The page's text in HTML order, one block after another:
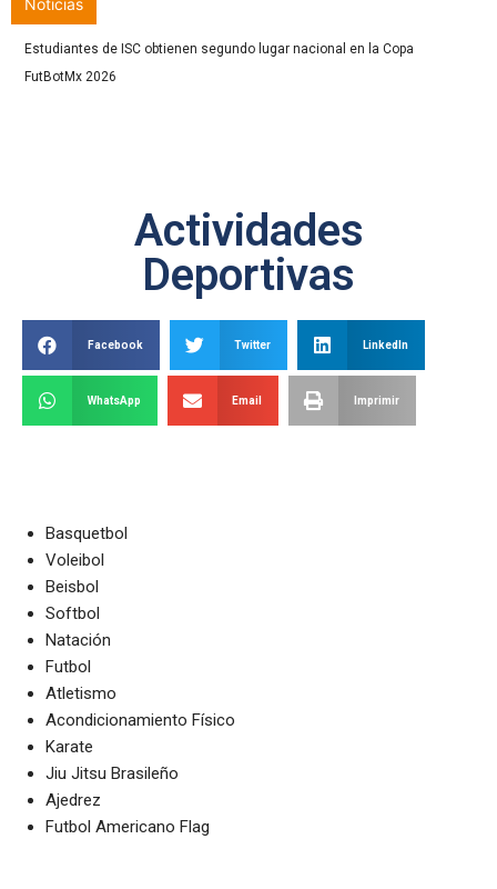
Noticias
Estudiantes de ISC obtienen segundo lugar nacional en la Copa
FutBotMx 2026
Actividades
Deportivas
Facebook Twitter LinkedIn
WhatsApp Email Imprimir
Basquetbol
Voleibol
Beisbol
Softbol
Natación
Futbol
Atletismo
Acondicionamiento Físico
Karate
Jiu Jitsu Brasileño
Ajedrez
Futbol Americano Flag